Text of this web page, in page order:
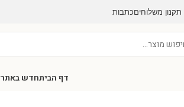
תקנון משלוחיםכתבות
דף הביתחדש באתר